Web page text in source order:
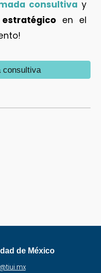
consultiva y
en el
consultiva
de México